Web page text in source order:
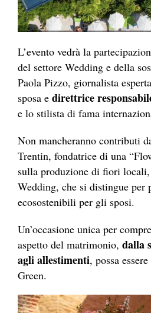
L’evento vedrà la
del settore Wedding e della
Paola Pizzo, giornalista
sposa e direttrice
e lo stilista di fama
Non mancheranno contributi
Trentin, fondatrice di una
sulla produzione di fiori
Wedding, che si distingue per
ecosostenibili per gli sposi.
Un’occasione unica per
aspetto del matrimonio, dalla
agli allestimenti, possa
Green.